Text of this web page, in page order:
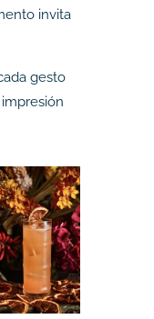
invita
gesto